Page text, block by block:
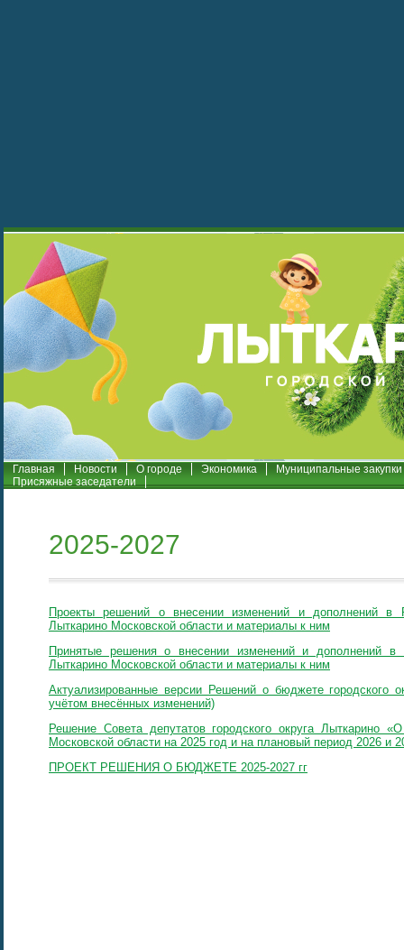
Главная Новости О городе Экономика
Муниципальные закупки
Присяжные заседатели
2025-2027
Проекты решений о внесении изменений и дополнений в
Лыткарино Московской области и материалы к ним
Принятые решения о внесении изменений и дополнений в
Лыткарино Московской области и материалы к ним
Актуализированные версии Решений о бюджете городского
учётом внесённых изменений)
Решение Совета депутатов городского округа Лыткарино
Московской области на 2025 год и на плановый период 2026 и
ПРОЕКТ РЕШЕНИЯ О БЮДЖЕТЕ 2025-2027 гг